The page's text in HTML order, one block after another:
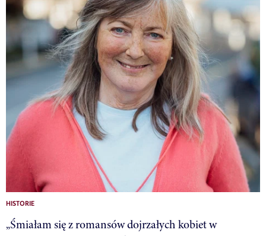
HISTORIE
„Śmiałam się z romansów dojrzałych kobiet w